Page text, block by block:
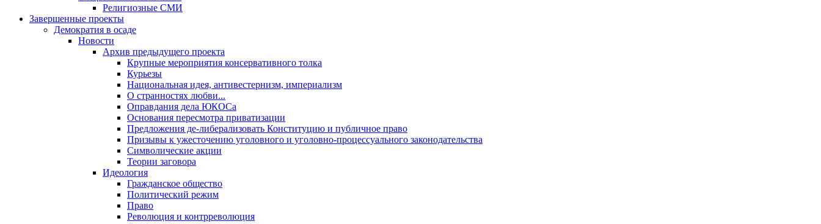
Религиозные СМИ
Завершенные проекты
Демократия в осаде
Новости
Архив предыдущего проекта
Крупные мероприятия консервативного толка
Курьезы
Национальная идея, антивестернизм, империализм
О странностях любви...
Оправдания дела ЮКОСа
Основания пересмотра приватизации
Предложения де-либерализовать Конституцию и публичное право
Призывы к ужесточению уголовного и уголовно-процессуального законодательства
Символические акции
Теории заговора
Идеология
Гражданское общество
Политический режим
Право
Революция и контрреволюция